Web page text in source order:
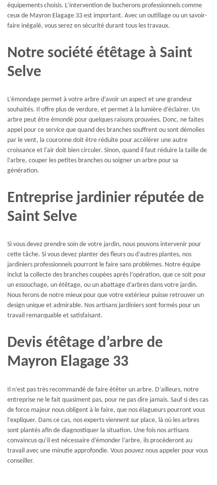
équipements choisis. L’intervention de bucherons professionnels comme
ceux de Mayron Elagage 33 est important. Avec un outillage ou un savoir-
faire inégalé, vous serez en sécurité durant tous les travaux.
Notre société étêtage à Saint
Selve
L’émondage permet à votre arbre d’avoir un aspect et une grandeur
souhaités. Il offre plus de verdure, et permet à la lumière d’éclairer. Un
arbre peut être émondé pour quelques raisons prouvées. Donc, ne faites
appel pour ce service que quand des branches souffrent ou sont démolies
par le vent, la couronne doit être réduite pour accélérer une autre
croissance et l'air doit bien circuler. Sinon, quand il faut réduire la taille de
l’arbre, couper les petites branches ou soigner un arbre pour sa
génération.
Entreprise jardinier réputée de
Saint Selve
Si vous devez prendre soin de votre jardin, nous pouvons intervenir pour
cette tâche. Si vous devez planter des fleurs ou d’autres plantes, nos
jardiniers professionnels pourront le faire sans problèmes. Notre équipe
inclut la collecte des branches coupées après l’opération, que ce soit pour
un essouchage, un étêtage, ou un abattage d’arbres dans votre jardin.
Nous ferons de notre mieux pour que votre extérieur puisse retrouver un
design unique et admirable. Nos artisans jardiniers sont formés pour un
travail remarquable et satisfaisant.
Devis étêtage d’arbre de
Mayron Elagage 33
Il n’est pas très recommandé de faire étêter un arbre. D’ailleurs, notre
entreprise ne le fait quasiment pas, pour ne pas dire jamais. Sauf si des cas
de force majeur nous obligent à le faire, que nos élagueurs pourront vous
l’expliquer. Dans ce cas, nos experts viennent sur place, là où les arbres
sont plantés afin de diagnostiquer la situation. Une fois nos artisans
convaincus qu’il est nécessaire d’émonder l’arbre, ils procèderont au
travail avec une minutie approfondie. Vous pouvez nous appeler pour vous
conseiller.